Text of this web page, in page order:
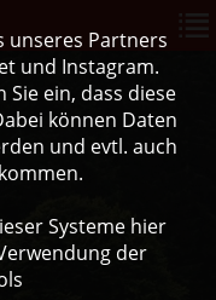
unseres Partners
und Instagram.
ein, dass diese
können Daten
und evtl. auch
Systeme hier
der